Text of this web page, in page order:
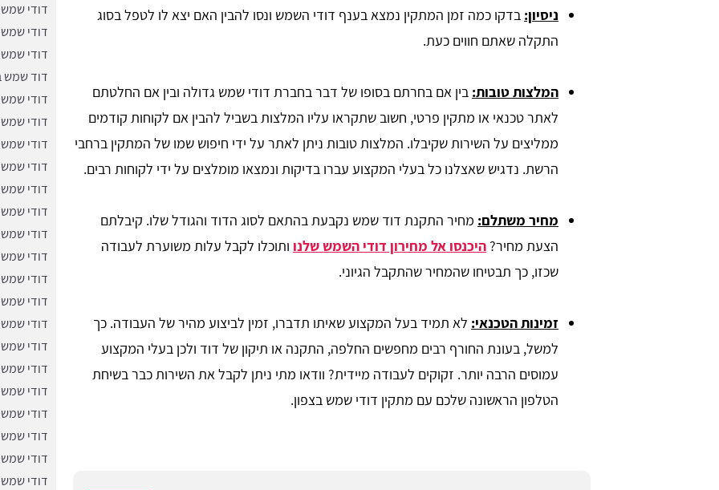
ניסיון: בדקו כמה זמן המתקין נמצא בענף דודי השמש ונסו להבין האם יצא לו לטפל בסוג
התקלה שאתם חווים כעת.
המלצות טובות: בין אם בחרתם בסופו של דבר בחברת דודי שמש גדולה ובין אם החלטתם
לאתר טכנאי או מתקין פרטי, חשוב שתקראו עליו המלצות בשביל להבין אם לקוחות קודמים
ממליצים על השירות שקיבלו. המלצות טובות ניתן לאתר על ידי חיפוש שמו של המתקין ברחבי
הרשת. נדגיש שאצלנו כל בעלי המקצוע עברו בדיקות ונמצאו מומלצים על ידי לקוחות רבים.
מחיר משתלם: מחיר התקנת דוד שמש נקבעת בהתאם לסוג הדוד והגודל שלו. קיבלתם
הצעת מחיר? היכנסו אל מחירון דודי השמש שלנו ותוכלו לקבל עלות משוערת לעבודה
שכזו, כך תבטיחו שהמחיר שהתקבל הגיוני.
זמינות הטכנאי: לא תמיד בעל המקצוע שאיתו תדברו, זמין לביצוע מהיר של העבודה. כך
למשל, בעונת החורף רבים מחפשים החלפה, התקנה או תיקון של דוד ולכן בעלי המקצוע
עמוסים הרבה יותר. זקוקים לעבודה מיידית? וודאו מתי ניתן לקבל את השירות כבר בשיחת
הטלפון הראשונה שלכם עם מתקין דודי שמש בצפון.
דודי
דודי
דודי
דוד שמש
דודי
דודי שמש
דודי שמש
דודי
דודי
דודי
דודי
דודי
דודי
דודי
דודי
דודי
דודי
דודי
דודי
דודי
דודי
דודי